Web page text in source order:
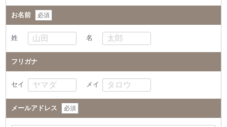
お名前 必須
姓 名
フリガナ
セイ メイ
メールアドレス 必須